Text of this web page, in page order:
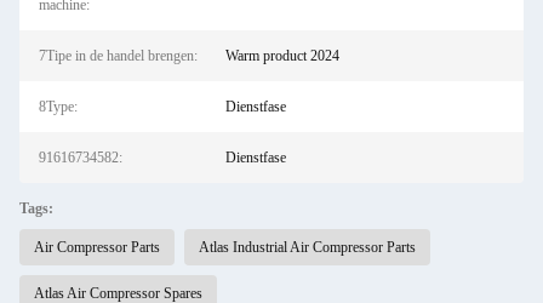
machine:
7Tipe in de handel brengen: Warm product 2024
8Type: Dienstfase
91616734582: Dienstfase
Tags:
Air Compressor Parts Atlas Industrial Air Compressor Parts
Atlas Air Compressor Spares